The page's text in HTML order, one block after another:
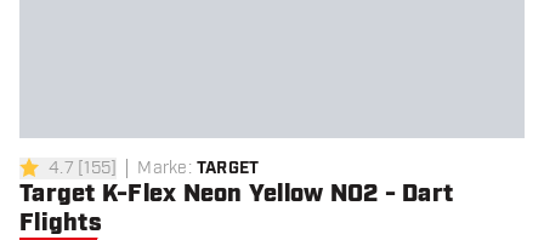
4.7 Bewertungssterne
4.7 [155] Marke: TARGET
Target K-Flex Neon Yellow NO2 - Dart
Flights